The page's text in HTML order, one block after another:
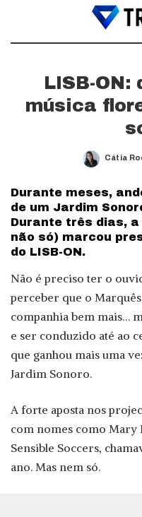
LISB-
música
Posted
Cátia
Durante meses,
de um Jardim
Durante três dias,
não só) marcou
do LISB-ON.
Não é preciso ter o
perceber que o
companhia bem mais…
e ser conduzido até ao
que ganhou mais uma
Jardim Sonoro.
A forte aposta nos
com nomes como Mary
Sensible Soccers,
ano. Mas nem só.